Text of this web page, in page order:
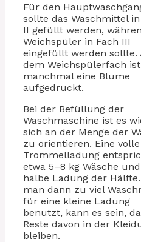
Für den
sollte das Waschmittel in
II gefüllt werden,
Weichspüler in Fach III
eingefüllt werden sollte.
dem Weichspülerfach ist
manchmal eine Blume
aufgedruckt.
Bei der Befüllung der
Waschmaschine ist es
sich an der Menge der
zu orientieren. Eine volle
Trommelladung
etwa 5–8 kg Wäsche
halbe Ladung der
man dann zu viel
für eine kleine Ladung
benutzt, kann es sein,
Reste davon in der
bleiben.